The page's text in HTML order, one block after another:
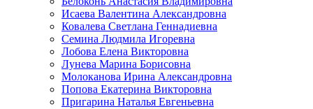
Исаева Валентина Александровна
Ковалева Светлана Геннадиевна
Семина Людмила Игоревна
Лобова Елена Викторовна
Лунева Марина Борисовна
Молоканова Ирина Александровна
Попова Екатерина Викторовна
Пригарина Наталья Евгеньевна